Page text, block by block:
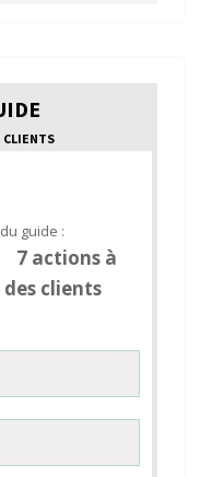
CLIENTS
guide :
7 actions à
clients